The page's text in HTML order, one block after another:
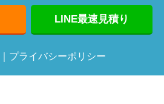
LINE最速見積り
プライバシーポリシー